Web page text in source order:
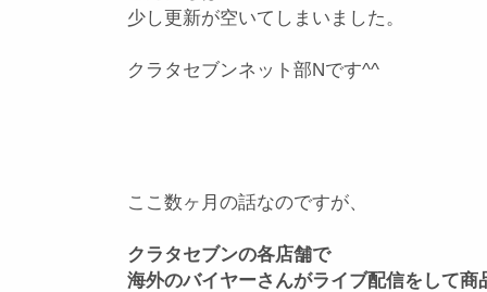
少し更新が空いてしまいました。
クラタセブンネット部Nです^^
ここ数ヶ月の話なのですが、
クラタセブンの各店舗で
海外のバイヤーさんがライブ配信をして商